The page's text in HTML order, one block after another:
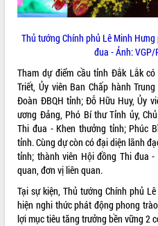
Rà soát, hoàn thiện hệ thống thiết chế
văn hóa, thể thao đáp ứng yêu cầu
phát triển mới
Thường trực HĐND tỉnh Đắk Lắk gặp
mặt Đoàn chuyên gia y tế TP. Hồ Chí
Minh
Lễ truy điệu và an táng hài cốt liệt sĩ
tại Nghĩa trang Liệt sĩ xã Sơn Hòa
Bàn giải pháp tháo gỡ khó khăn trong
xuất khẩu sầu riêng và triển khai quy
định EUDR
Thứ trưởng Bộ Nông nghiệp và Môi
trường Nguyễn Hoàng Hiệp khảo sát
vùng trồng và doanh nghiệp đóng gói
sầu riêng tại Đắk Lắk
THỐNG KÊ TRUY CẬP
Hôm nay: 30603
Tất cả:
66075926
Thủ tướng Chính phủ Lê Minh
đua - Ảnh:
Tham dự điểm cầu tỉnh Đắk Lắk
Triết, Ủy viên Ban Chấp hành
Đoàn ĐBQH tỉnh; Đỗ Hữu Huy, Ủy
ương Đảng, Phó Bí thư Tỉnh ủy,
Thi đua - Khen thưởng tỉnh; Phúc
tỉnh. Cùng dự còn có đại diện lãnh
tỉnh; thành viên Hội đồng Thi đua
quan, đơn vị liên quan.
Tại sự kiện, Thủ tướng Chính phủ
hiện nghi thức phát động phong
lợi mục tiêu tăng trưởng bền vững 2